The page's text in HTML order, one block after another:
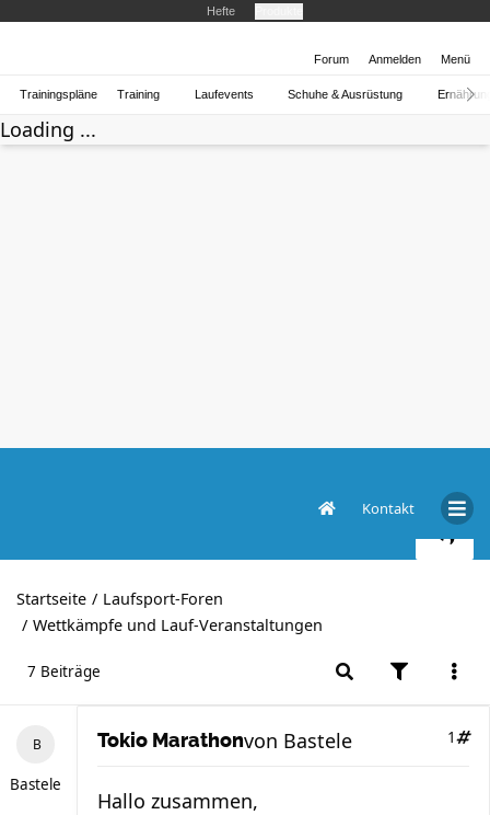
Hefte
Forum Anmelden Menü
Trainingspläne Training Laufevents Schuhe & Ausrüstung
Loading ...
Kontakt
Startseite
Laufsport-Foren
Wettkämpfe und Lauf-Veranstaltungen
7 Beiträge
Bastele
Tokio Marathon 1
von Bastele
Hallo zusammen,